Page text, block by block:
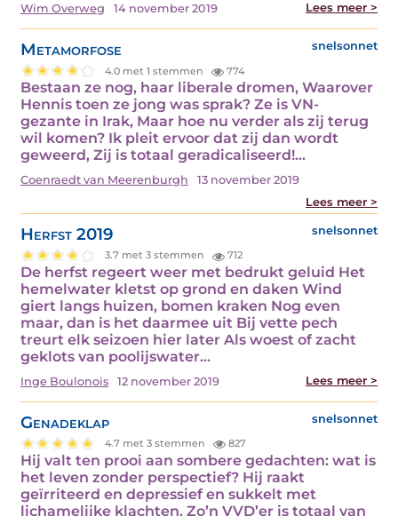
Wim Overweg 14 november 2019 Lees meer >
Metamorfose snelsonnet
4.0 met 1 stemmen 774
Bestaan ze nog, haar liberale dromen, Waarover
Hennis toen ze jong was sprak? Ze is VN-
gezante in Irak, Maar hoe nu verder als zij terug
wil komen? Ik pleit ervoor dat zij dan wordt
geweerd, Zij is totaal geradicaliseerd!…
Coenraedt van Meerenburgh
13 november 2019
Lees meer >
Herfst 2019 snelsonnet
3.7 met 3 stemmen 712
De herfst regeert weer met bedrukt geluid Het
hemelwater kletst op grond en daken Wind
giert langs huizen, bomen kraken Nog even
maar, dan is het daarmee uit Bij vette pech
treurt elk seizoen hier later Als woest of zacht
geklots van poolijswater…
Inge Boulonois 12 november 2019 Lees meer >
Genadeklap snelsonnet
4.7 met 3 stemmen 827
Hij valt ten prooi aan sombere gedachten: wat is
het leven zonder perspectief? Hij raakt
geïrriteerd en depressief en sukkelt met
lichamelijke klachten. Zo’n VVD’er is totaal van